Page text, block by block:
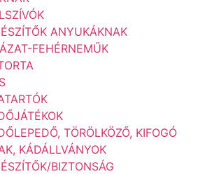
ANYUKÁKNAK
FEHÉRNEMŰK
TÖRÖLKÖZŐ, KIFOGÓ
KÁDÁLLVÁNYOK
BIZTONSÁG